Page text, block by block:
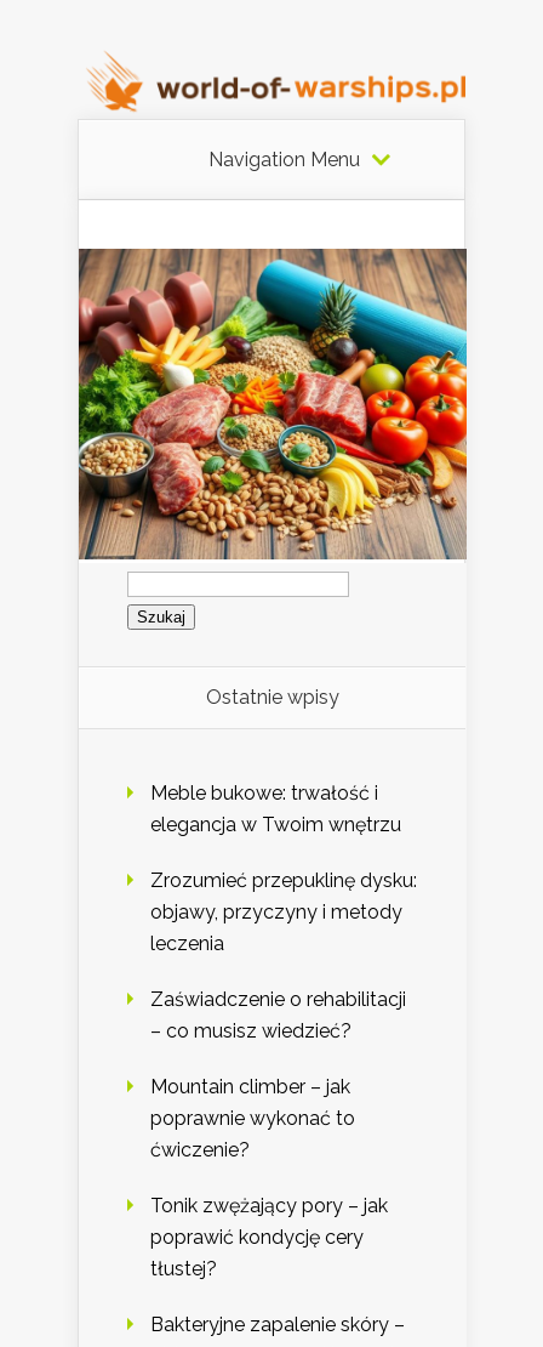
Navigation Menu
Szukaj:
Ostatnie wpisy
Meble bukowe: trwałość i
elegancja w Twoim wnętrzu
Zrozumieć przepuklinę dysku:
objawy, przyczyny i metody
leczenia
Zaświadczenie o rehabilitacji
– co musisz wiedzieć?
Mountain climber – jak
poprawnie wykonać to
ćwiczenie?
Tonik zwężający pory – jak
poprawić kondycję cery
tłustej?
Bakteryjne zapalenie skóry –